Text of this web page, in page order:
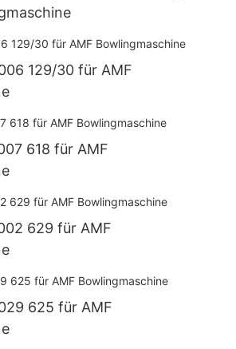
129/30 für AMF
618 für AMF
629 für AMF
625 für AMF